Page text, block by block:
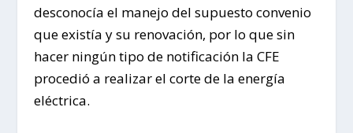
desconocía el manejo del supuesto convenio
que existía y su renovación, por lo que sin
hacer ningún tipo de notificación la CFE
procedió a realizar el corte de la energía
eléctrica.